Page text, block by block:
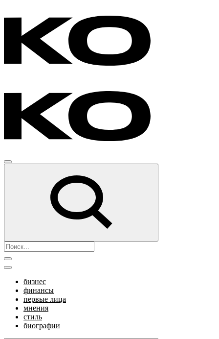
бизнес
финансы
первые лица
мнения
стиль
биографии